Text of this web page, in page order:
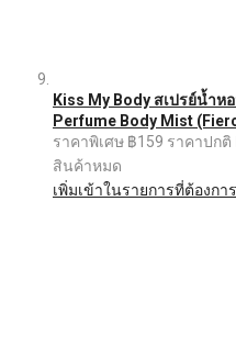
Kiss My Body สเปรย์น้ำห
Perfume Body Mist
ราคาพิเศษ ฿159 ราคาปกติ
สินค้าหมด
เพิ่มเข้าในรายการที่ต้องการ